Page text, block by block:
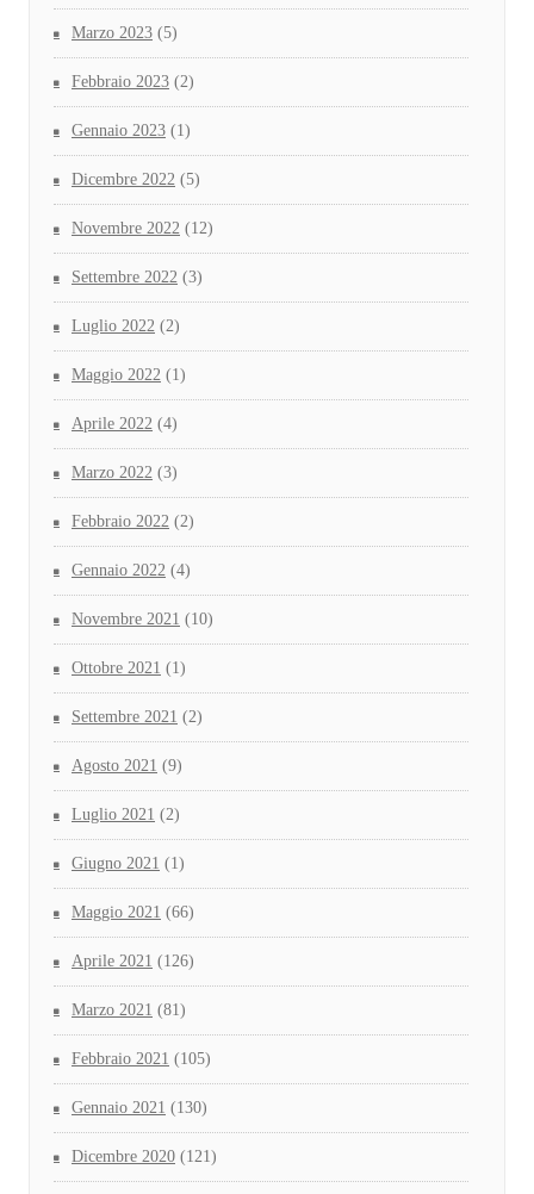
Marzo 2023 (5)
Febbraio 2023 (2)
Gennaio 2023 (1)
Dicembre 2022 (5)
Novembre 2022 (12)
Settembre 2022 (3)
Luglio 2022 (2)
Maggio 2022 (1)
Aprile 2022 (4)
Marzo 2022 (3)
Febbraio 2022 (2)
Gennaio 2022 (4)
Novembre 2021 (10)
Ottobre 2021 (1)
Settembre 2021 (2)
Agosto 2021 (9)
Luglio 2021 (2)
Giugno 2021 (1)
Maggio 2021 (66)
Aprile 2021 (126)
Marzo 2021 (81)
Febbraio 2021 (105)
Gennaio 2021 (130)
Dicembre 2020 (121)